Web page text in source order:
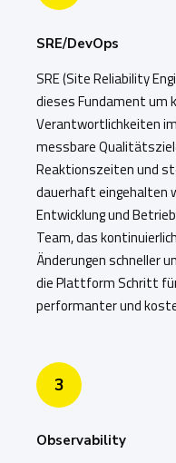
SRE/DevOps
SRE (Site Reliability
dieses Fundament um
Verantwortlichkeiten
messbare
Reaktionszeiten und
dauerhaft eingehalten
Entwicklung und
Team, das
Änderungen schneller
die Plattform Schritt
performanter und
3
Observability